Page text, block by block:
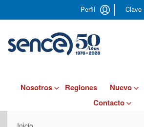
Perfil Clave
Nosotros Regiones Nuevo
Contacto